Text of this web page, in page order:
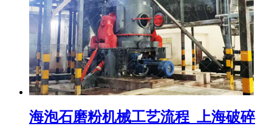
海泡石磨粉机械工艺流程_上海破碎